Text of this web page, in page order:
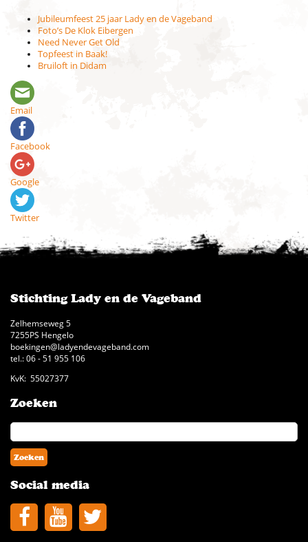
Jubileumfeest 25 jaar Lady en de Vageband
Foto’s De Klok Eibergen
Need Never Get Old
Topfeest in Baak!
Bruiloft in Didam
Email
Facebook
Google
Twitter
Stichting Lady en de Vageband
Zelhemseweg 5
7255PS Hengelo
boekingen@ladyendevageband.com
tel.: 06 - 51 955 106
KvK: 55027377
Zoeken
Social media